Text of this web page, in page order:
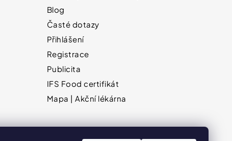
Blog
Časté dotazy
Přihlášení
Registrace
Publicita
IFS Food certifikát
Mapa | Akční lékárna